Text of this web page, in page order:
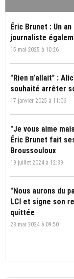
Éric Brunet : Un
journaliste
15 mai 2025 à 10:26
"Rien n’allait" :
souhaité arrêter
17 janvier 2025 à 11:06
"Je vous aime
Éric Brunet fait
Broussouloux
19 juillet 2024 à 12:39
"Nous aurons du
LCI et signe son
quittée
28 mai 2024 à 09:50